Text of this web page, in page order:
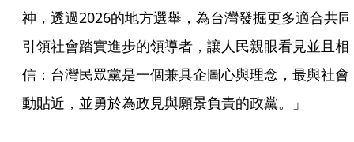
神，透過2026的地方選舉，為台灣發掘更多適合共同
引領社會踏實進步的領導者，讓人民親眼看見並且相
信：台灣民眾黨是一個兼具企圖心與理念，最與社會
動貼近，並勇於為政見與願景負責的政黨。」